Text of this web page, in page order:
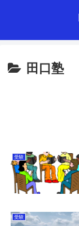
田口塾
受験
受験